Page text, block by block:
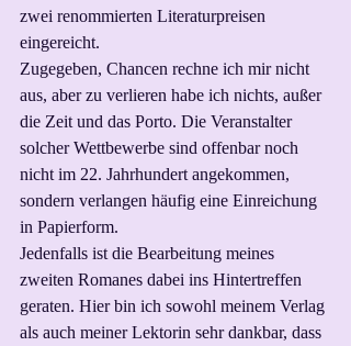
zwei renommierten Literaturpreisen
eingereicht.
Zugegeben, Chancen rechne ich mir nicht
aus, aber zu verlieren habe ich nichts, außer
die Zeit und das Porto. Die Veranstalter
solcher Wettbewerbe sind offenbar noch
nicht im 22. Jahrhundert angekommen,
sondern verlangen häufig eine Einreichung
in Papierform.
Jedenfalls ist die Bearbeitung meines
zweiten Romanes dabei ins Hintertreffen
geraten. Hier bin ich sowohl meinem Verlag
als auch meiner Lektorin sehr dankbar, dass